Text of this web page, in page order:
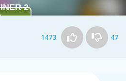
1473 47